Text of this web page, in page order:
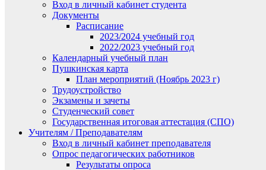
Вход в личный кабинет студента
Документы
Расписание
2023/2024 учебный год
2022/2023 учебный год
Календарный учебный план
Пушкинская карта
План мероприятий (Ноябрь 2023 г)
Трудоустройство
Экзамены и зачеты
Студенческий совет
Государственная итоговая аттестация (СПО)
Учителям / Преподавателям
Вход в личный кабинет преподавателя
Опрос педагогических работников
Результаты опроса